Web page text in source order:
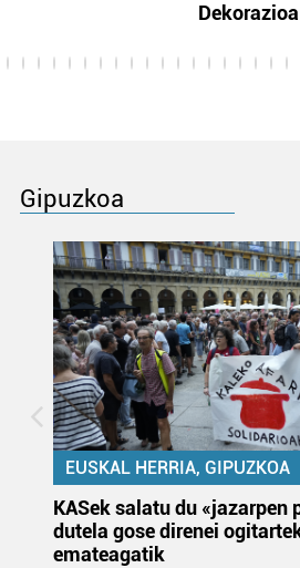
Dekorazioa
Gipuzkoa
EUSKAL HERRIA, GIPUZKOA
KASek salatu du «jazarpen
dutela gose direnei
emateagatik